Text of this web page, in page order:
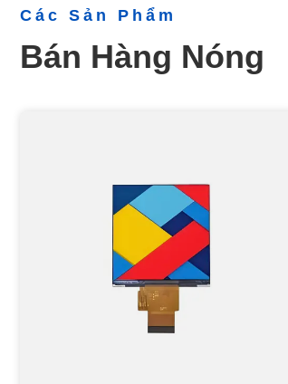
Các Sản Phẩm
Bán Hàng Nóng